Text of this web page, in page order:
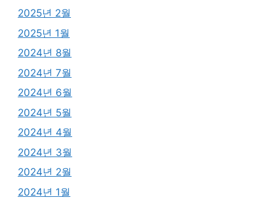
2025년 2월
2025년 1월
2024년 8월
2024년 7월
2024년 6월
2024년 5월
2024년 4월
2024년 3월
2024년 2월
2024년 1월